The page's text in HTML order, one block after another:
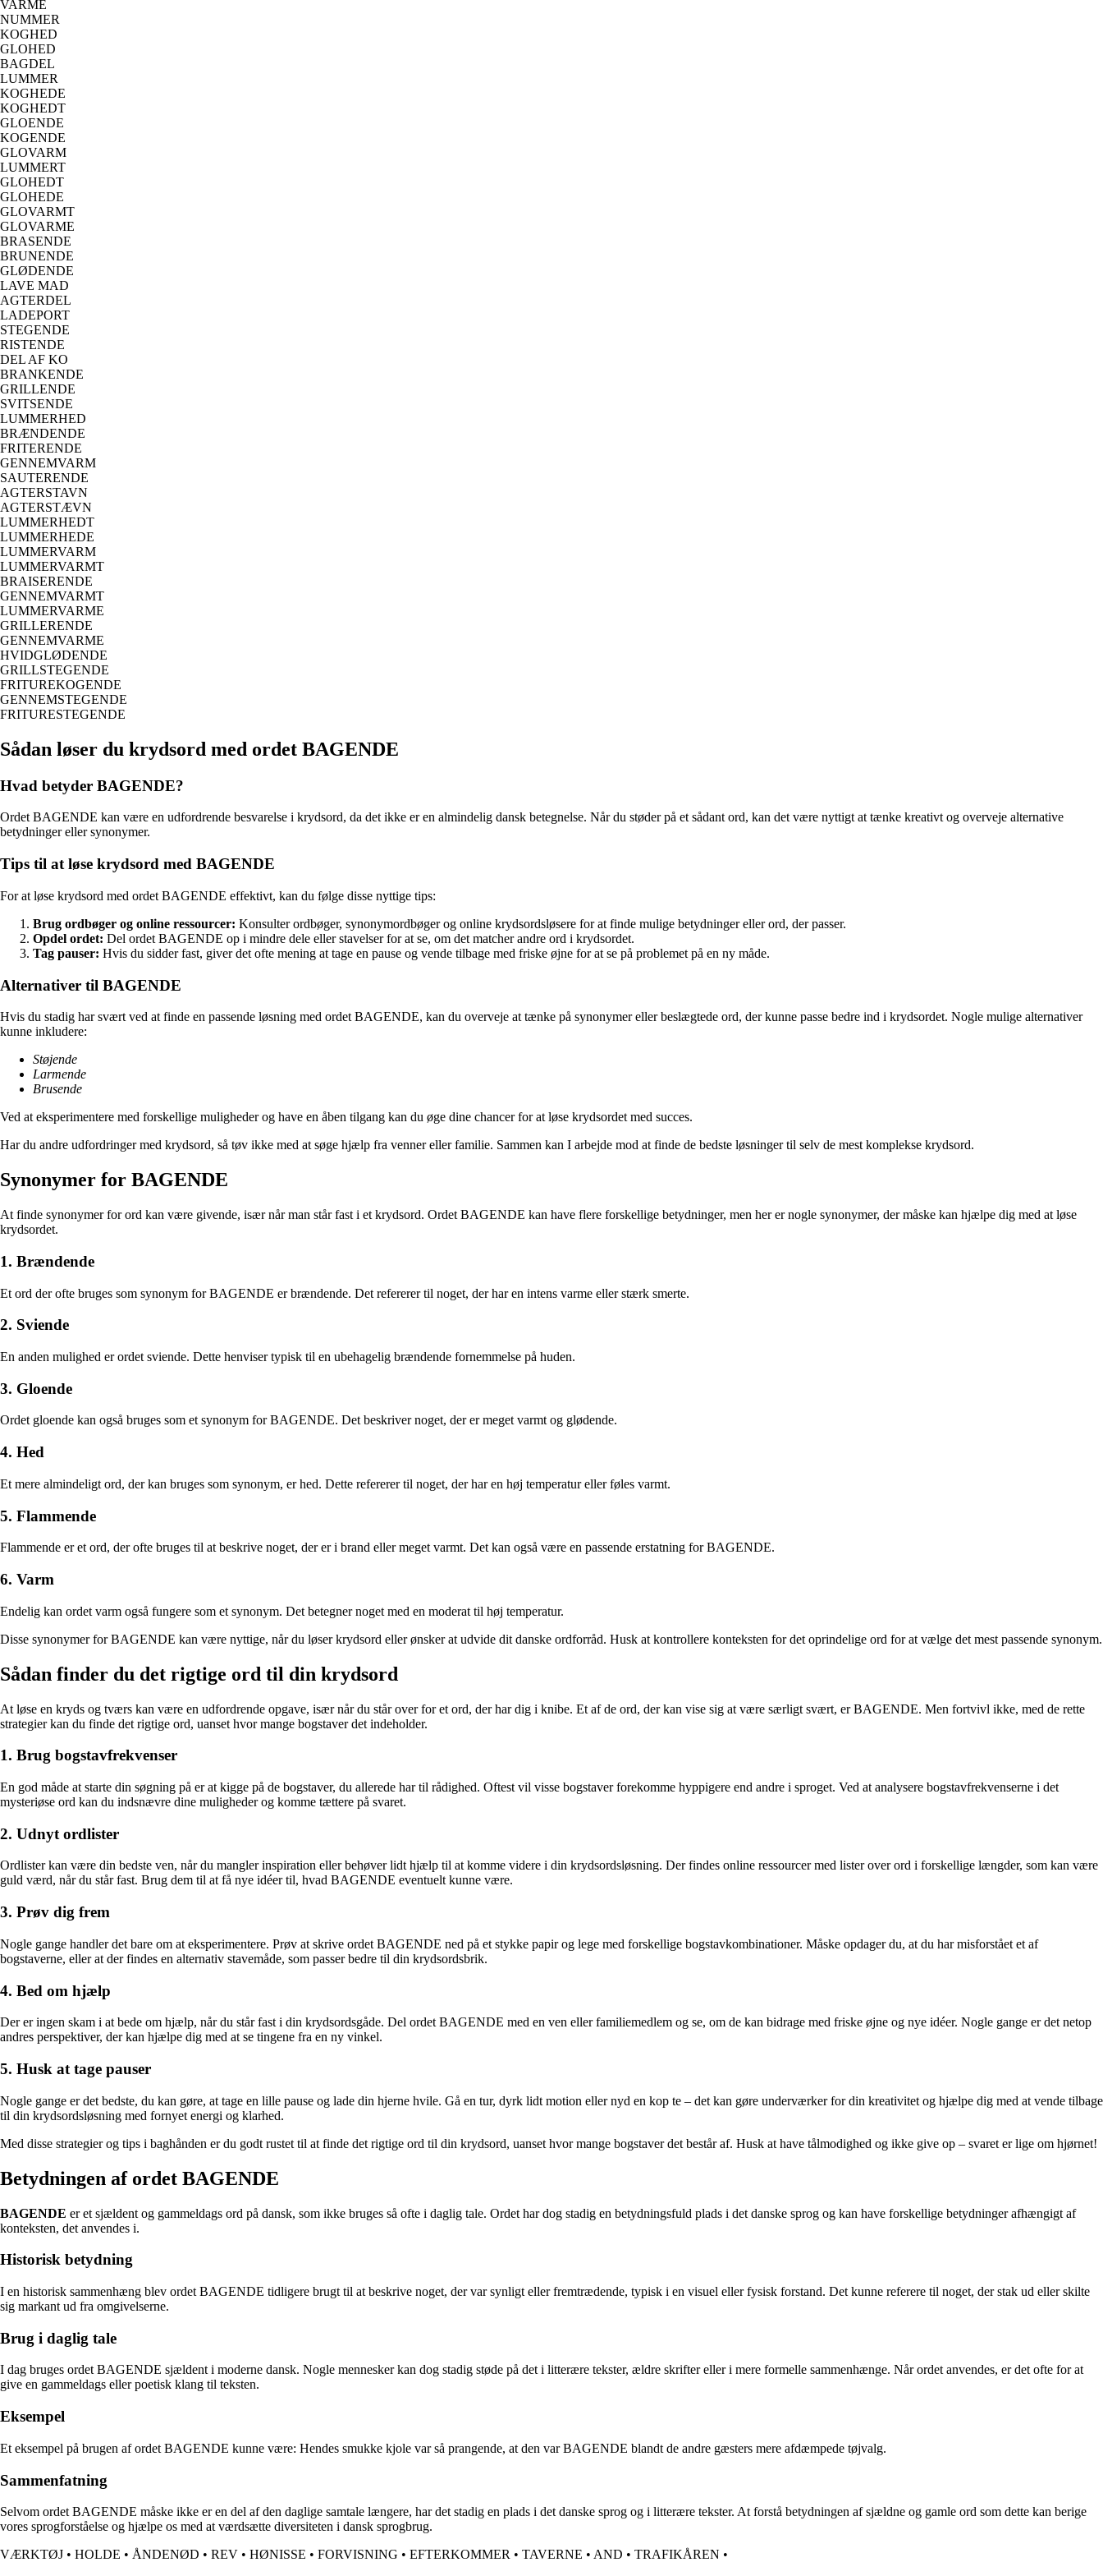
VARME
NUMMER
KOGHED
GLOHED
BAGDEL
LUMMER
KOGHEDE
KOGHEDT
GLOENDE
KOGENDE
GLOVARM
LUMMERT
GLOHEDT
GLOHEDE
GLOVARMT
GLOVARME
BRASENDE
BRUNENDE
GLØDENDE
LAVE MAD
AGTERDEL
LADEPORT
STEGENDE
RISTENDE
DEL AF KO
BRANKENDE
GRILLENDE
SVITSENDE
LUMMERHED
BRÆNDENDE
FRITERENDE
GENNEMVARM
SAUTERENDE
AGTERSTAVN
AGTERSTÆVN
LUMMERHEDT
LUMMERHEDE
LUMMERVARM
LUMMERVARMT
BRAISERENDE
GENNEMVARMT
LUMMERVARME
GRILLERENDE
GENNEMVARME
HVIDGLØDENDE
GRILLSTEGENDE
FRITUREKOGENDE
GENNEMSTEGENDE
FRITURESTEGENDE
Sådan løser du krydsord med ordet BAGENDE
Hvad betyder BAGENDE?
Ordet BAGENDE kan være en udfordrende besvarelse i krydsord, da det ikke er en almindelig dansk betegnelse. Når du støder på et sådant ord, kan det være nyttigt at tænke kreativt og overveje alternative
betydninger eller synonymer.
Tips til at løse krydsord med BAGENDE
For at løse krydsord med ordet BAGENDE effektivt, kan du følge disse nyttige tips:
Brug ordbøger og online ressourcer: Konsulter ordbøger, synonymordbøger og online krydsordsløsere for at finde mulige betydninger eller ord, der passer.
Opdel ordet: Del ordet BAGENDE op i mindre dele eller stavelser for at se, om det matcher andre ord i krydsordet.
Tag pauser: Hvis du sidder fast, giver det ofte mening at tage en pause og vende tilbage med friske øjne for at se på problemet på en ny måde.
Alternativer til BAGENDE
Hvis du stadig har svært ved at finde en passende løsning med ordet BAGENDE, kan du overveje at tænke på synonymer eller beslægtede ord, der kunne passe bedre ind i krydsordet. Nogle mulige alternativer
kunne inkludere:
Støjende
Larmende
Brusende
Ved at eksperimentere med forskellige muligheder og have en åben tilgang kan du øge dine chancer for at løse krydsordet med succes.
Har du andre udfordringer med krydsord, så tøv ikke med at søge hjælp fra venner eller familie. Sammen kan I arbejde mod at finde de bedste løsninger til selv de mest komplekse krydsord.
Synonymer for BAGENDE
At finde synonymer for ord kan være givende, især når man står fast i et krydsord. Ordet BAGENDE kan have flere forskellige betydninger, men her er nogle synonymer, der måske kan hjælpe dig med at løse
krydsordet.
1. Brændende
Et ord der ofte bruges som synonym for BAGENDE er brændende. Det refererer til noget, der har en intens varme eller stærk smerte.
2. Sviende
En anden mulighed er ordet sviende. Dette henviser typisk til en ubehagelig brændende fornemmelse på huden.
3. Gloende
Ordet gloende kan også bruges som et synonym for BAGENDE. Det beskriver noget, der er meget varmt og glødende.
4. Hed
Et mere almindeligt ord, der kan bruges som synonym, er hed. Dette refererer til noget, der har en høj temperatur eller føles varmt.
5. Flammende
Flammende er et ord, der ofte bruges til at beskrive noget, der er i brand eller meget varmt. Det kan også være en passende erstatning for BAGENDE.
6. Varm
Endelig kan ordet varm også fungere som et synonym. Det betegner noget med en moderat til høj temperatur.
Disse synonymer for BAGENDE kan være nyttige, når du løser krydsord eller ønsker at udvide dit danske ordforråd. Husk at kontrollere konteksten for det oprindelige ord for at vælge det mest passende synonym.
Sådan finder du det rigtige ord til din krydsord
At løse en kryds og tværs kan være en udfordrende opgave, især når du står over for et ord, der har dig i knibe. Et af de ord, der kan vise sig at være særligt svært, er BAGENDE. Men fortvivl ikke, med de rette
strategier kan du finde det rigtige ord, uanset hvor mange bogstaver det indeholder.
1. Brug bogstavfrekvenser
En god måde at starte din søgning på er at kigge på de bogstaver, du allerede har til rådighed. Oftest vil visse bogstaver forekomme hyppigere end andre i sproget. Ved at analysere bogstavfrekvenserne i det
mysteriøse ord kan du indsnævre dine muligheder og komme tættere på svaret.
2. Udnyt ordlister
Ordlister kan være din bedste ven, når du mangler inspiration eller behøver lidt hjælp til at komme videre i din krydsordsløsning. Der findes online ressourcer med lister over ord i forskellige længder, som kan være
guld værd, når du står fast. Brug dem til at få nye idéer til, hvad BAGENDE eventuelt kunne være.
3. Prøv dig frem
Nogle gange handler det bare om at eksperimentere. Prøv at skrive ordet BAGENDE ned på et stykke papir og lege med forskellige bogstavkombinationer. Måske opdager du, at du har misforstået et af
bogstaverne, eller at der findes en alternativ stavemåde, som passer bedre til din krydsordsbrik.
4. Bed om hjælp
Der er ingen skam i at bede om hjælp, når du står fast i din krydsordsgåde. Del ordet BAGENDE med en ven eller familiemedlem og se, om de kan bidrage med friske øjne og nye idéer. Nogle gange er det netop
andres perspektiver, der kan hjælpe dig med at se tingene fra en ny vinkel.
5. Husk at tage pauser
Nogle gange er det bedste, du kan gøre, at tage en lille pause og lade din hjerne hvile. Gå en tur, dyrk lidt motion eller nyd en kop te – det kan gøre underværker for din kreativitet og hjælpe dig med at vende tilbage
til din krydsordsløsning med fornyet energi og klarhed.
Med disse strategier og tips i baghånden er du godt rustet til at finde det rigtige ord til din krydsord, uanset hvor mange bogstaver det består af. Husk at have tålmodighed og ikke give op – svaret er lige om hjørnet!
Betydningen af ordet BAGENDE
BAGENDE er et sjældent og gammeldags ord på dansk, som ikke bruges så ofte i daglig tale. Ordet har dog stadig en betydningsfuld plads i det danske sprog og kan have forskellige betydninger afhængigt af
konteksten, det anvendes i.
Historisk betydning
I en historisk sammenhæng blev ordet BAGENDE tidligere brugt til at beskrive noget, der var synligt eller fremtrædende, typisk i en visuel eller fysisk forstand. Det kunne referere til noget, der stak ud eller skilte
sig markant ud fra omgivelserne.
Brug i daglig tale
I dag bruges ordet BAGENDE sjældent i moderne dansk. Nogle mennesker kan dog stadig støde på det i litterære tekster, ældre skrifter eller i mere formelle sammenhænge. Når ordet anvendes, er det ofte for at
give en gammeldags eller poetisk klang til teksten.
Eksempel
Et eksempel på brugen af ordet BAGENDE kunne være: Hendes smukke kjole var så prangende, at den var BAGENDE blandt de andre gæsters mere afdæmpede tøjvalg.
Sammenfatning
Selvom ordet BAGENDE måske ikke er en del af den daglige samtale længere, har det stadig en plads i det danske sprog og i litterære tekster. At forstå betydningen af sjældne og gamle ord som dette kan berige
vores sprogforståelse og hjælpe os med at værdsætte diversiteten i dansk sprogbrug.
VÆRKTØJ • HOLDE • ÅNDENØD • REV • HØNISSE • FORVISNING • EFTERKOMMER • TAVERNE • AND • TRAFIKÅREN •